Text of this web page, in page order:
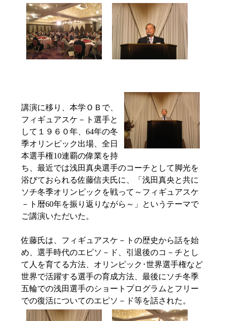
講演に移り、本学ＯＢで、
フィギュアスケ－ト選手と
して１９６０年、64年の冬
季オリンピック出場、全日
本選手権10連覇の偉業を持
ち、最近では浅田真央選手のコーチとして脚光を
浴びておられる佐藤信夫氏に、「浅田真央と共に
ソチ冬季オリンピックを戦って～フィギュアスケ
－ト暦60年を振り返りながら～」というテーマで
ご講演いただいた。
佐藤氏は、フィギュアスケ－トの歴史から話を始
め、選手時代のエピソ－ド、引退後のコ－チとし
て人を育てる方法、オリンピック･世界選手権など
世界で活躍する選手の育成方法、最後にソチ冬季
五輪での浅田選手のショートプログラムとフリー
での復活についてのエピソ－ド等を話された。